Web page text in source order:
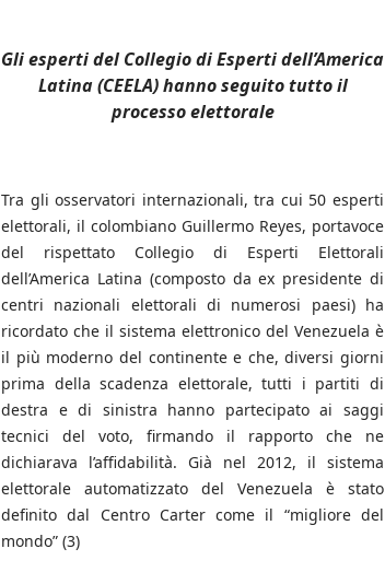
Gli esperti del Collegio di Esperti dell’America
Latina (CEELA) hanno seguito tutto il
processo elettorale
Tra gli osservatori internazionali, tra cui 50 esperti
elettorali, il colombiano Guillermo Reyes, portavoce
del rispettato Collegio di Esperti Elettorali
dell’America Latina (composto da ex presidente di
centri nazionali elettorali di numerosi paesi) ha
ricordato che il sistema elettronico del Venezuela è
il più moderno del continente e che, diversi giorni
prima della scadenza elettorale, tutti i partiti di
destra e di sinistra hanno partecipato ai saggi
tecnici del voto, firmando il rapporto che ne
dichiarava l’affidabilità. Già nel 2012, il sistema
elettorale automatizzato del Venezuela è stato
definito dal Centro Carter come il “migliore del
mondo” (3)